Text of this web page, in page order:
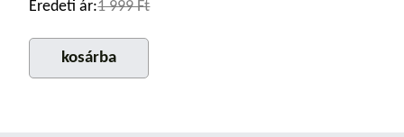
Eredeti ár:1 999 Ft
kosárba